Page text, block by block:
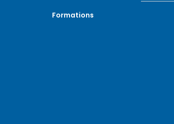
Formations